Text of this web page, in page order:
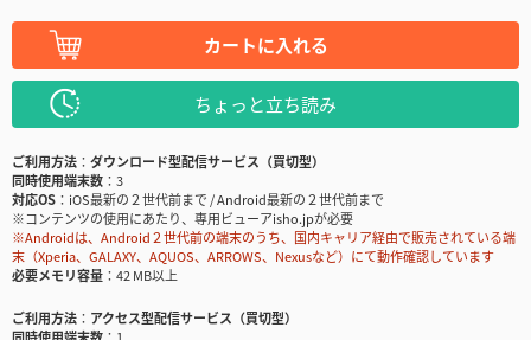
カートに入れる
ちょっと立ち読み
ご利用方法
ダウンロード型配信サービス（買切型）
同時使用端末数
3
対応OS
iOS最新の２世代前まで / Android最新の２世代前まで
※コンテンツの使用にあたり、専用ビューアisho.jpが必要
※Androidは、Android２世代前の端末のうち、国内キャリア経由で販売されている端
末（Xperia、GALAXY、AQUOS、ARROWS、Nexusなど）にて動作確認しています
必要メモリ容量
42 MB以上
ご利用方法
アクセス型配信サービス（買切型）